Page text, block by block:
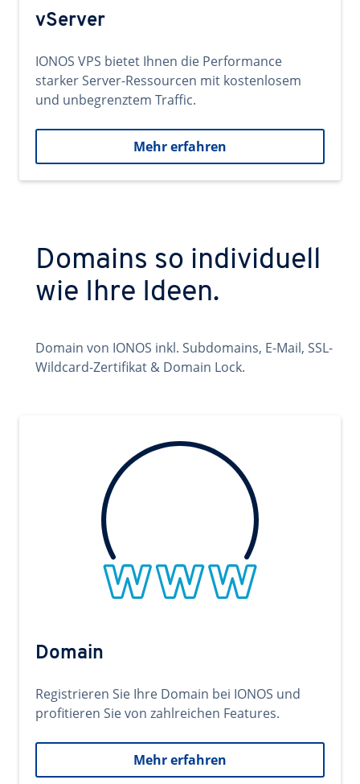
vServer
IONOS VPS bietet Ihnen die Performance
starker Server-Ressourcen mit kostenlosem
und unbegrenztem Traffic.
Mehr erfahren
Domains so individuell
wie Ihre Ideen.
Domain von IONOS inkl. Subdomains, E-Mail, SSL-
Wildcard-Zertifikat & Domain Lock.
Domain
Registrieren Sie Ihre Domain bei IONOS und
profitieren Sie von zahlreichen Features.
Mehr erfahren